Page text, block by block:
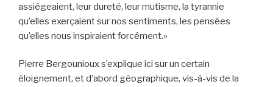
assiégeaient, leur dureté, leur mutisme, la tyrannie
qu’elles exerçaient sur nos sentiments, les pensées
qu’elles nous inspiraient forcément.»
Pierre Bergounioux s’explique ici sur un certain
éloignement, et d’abord géographique, vis-à-vis de la